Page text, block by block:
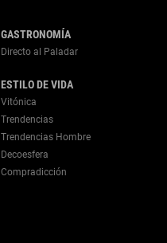
GASTRONOMÍA
Directo al Paladar
ESTILO DE VIDA
Vitónica
Trendencias
Trendencias Hombre
Decoesfera
Compradicción